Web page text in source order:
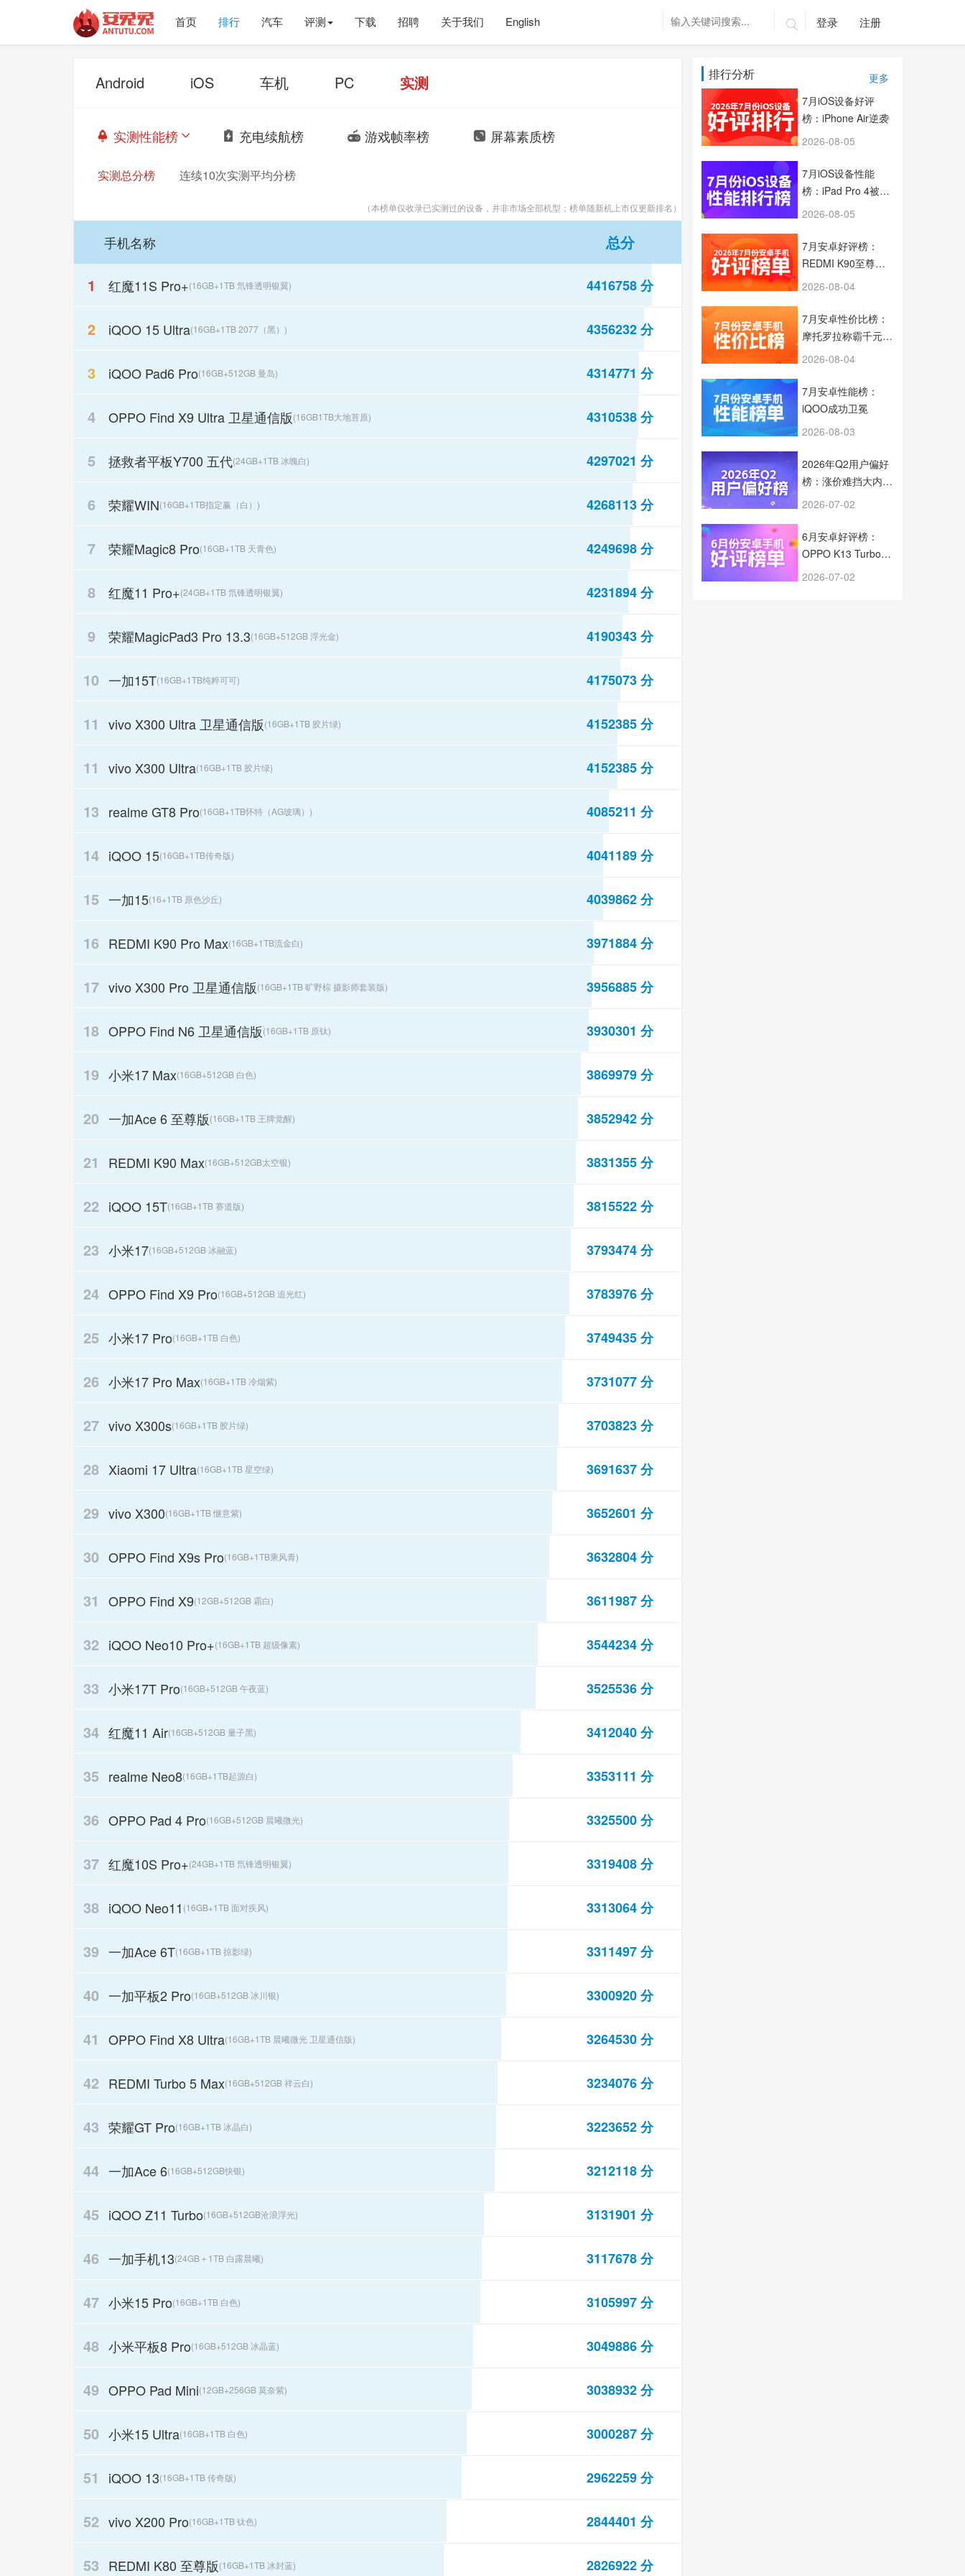
首页 排行 汽车 评测 下载 招聘 关于我们 English  登录 注册
Android iOS 车机 PC 实测
实测性能榜  充电续航榜 游戏帧率榜 屏幕素质榜
实测总分榜 连续10次实测平均分榜
（本榜单仅收录已实测过的设备，并非市场全部机型；榜单随新机上市仅更新排名）
手机名称 总分
1 红魔11S Pro+(16GB+1TB 氘锋透明银翼) 4416758 分
2 iQOO 15 Ultra(16GB+1TB 2077（黑）) 4356232 分
3 iQOO Pad6 Pro(16GB+512GB 曼岛) 4314771 分
4 OPPO Find X9 Ultra 卫星通信版(16GB1TB大地苔原) 4310538 分
5 拯救者平板Y700 五代(24GB+1TB 冰魄白) 4297021 分
6 荣耀WIN(16GB+1TB指定赢（白）) 4268113 分
7 荣耀Magic8 Pro(16GB+1TB 天青色) 4249698 分
8 红魔11 Pro+(24GB+1TB 氘锋透明银翼) 4231894 分
9 荣耀MagicPad3 Pro 13.3(16GB+512GB 浮光金) 4190343 分
10 一加15T(16GB+1TB纯粹可可) 4175073 分
11 vivo X300 Ultra 卫星通信版(16GB+1TB 胶片绿) 4152385 分
11 vivo X300 Ultra(16GB+1TB 胶片绿) 4152385 分
13 realme GT8 Pro(16GB+1TB怀特（AG玻璃）) 4085211 分
14 iQOO 15(16GB+1TB传奇版) 4041189 分
15 一加15(16+1TB 原色沙丘) 4039862 分
16 REDMI K90 Pro Max(16GB+1TB流金白) 3971884 分
17 vivo X300 Pro 卫星通信版(16GB+1TB 旷野棕 摄影师套装版) 3956885 分
18 OPPO Find N6 卫星通信版(16GB+1TB 原钛) 3930301 分
19 小米17 Max(16GB+512GB 白色) 3869979 分
20 一加Ace 6 至尊版(16GB+1TB 王牌觉醒) 3852942 分
21 REDMI K90 Max(16GB+512GB太空银) 3831355 分
22 iQOO 15T(16GB+1TB 赛道版) 3815522 分
23 小米17(16GB+512GB 冰融蓝) 3793474 分
24 OPPO Find X9 Pro(16GB+512GB 追光红) 3783976 分
25 小米17 Pro(16GB+1TB 白色) 3749435 分
26 小米17 Pro Max(16GB+1TB 冷烟紫) 3731077 分
27 vivo X300s(16GB+1TB 胶片绿) 3703823 分
28 Xiaomi 17 Ultra(16GB+1TB 星空绿) 3691637 分
29 vivo X300(16GB+1TB 惬意紫) 3652601 分
30 OPPO Find X9s Pro(16GB+1TB乘风青) 3632804 分
31 OPPO Find X9(12GB+512GB 霜白) 3611987 分
32 iQOO Neo10 Pro+(16GB+1TB 超级像素) 3544234 分
33 小米17T Pro(16GB+512GB 午夜蓝) 3525536 分
34 红魔11 Air(16GB+512GB 量子黑) 3412040 分
35 realme Neo8(16GB+1TB起源白) 3353111 分
36 OPPO Pad 4 Pro(16GB+512GB 晨曦微光) 3325500 分
37 红魔10S Pro+(24GB+1TB 氘锋透明银翼) 3319408 分
38 iQOO Neo11 (16GB+1TB 面对疾风) 3313064 分
39 一加Ace 6T(16GB+1TB 掠影绿) 3311497 分
40 一加平板2 Pro(16GB+512GB 冰川银) 3300920 分
41 OPPO Find X8 Ultra(16GB+1TB 晨曦微光 卫星通信版) 3264530 分
42 REDMI Turbo 5 Max(16GB+512GB 祥云白) 3234076 分
43 荣耀GT Pro(16GB+1TB 冰晶白) 3223652 分
44 一加Ace 6(16GB+512GB快银) 3212118 分
45 iQOO Z11 Turbo(16GB+512GB沧浪浮光) 3131901 分
46 一加手机13(24GB＋1TB 白露晨曦) 3117678 分
47 小米15 Pro(16GB+1TB 白色) 3105997 分
48 小米平板8 Pro(16GB+512GB 冰晶蓝) 3049886 分
49 OPPO Pad Mini(12GB+256GB 莫奈紫) 3038932 分
50 小米15 Ultra(16GB+1TB 白色) 3000287 分
51 iQOO 13(16GB+1TB 传奇版) 2962259 分
52 vivo X200 Pro(16GB+1TB 钛色) 2844401 分
53 REDMI K80 至尊版(16GB+1TB 冰封蓝) 2826922 分
排行分析
更多
7月iOS设备好评
榜：iPhone Air逆袭
2026-08-05
7月iOS设备性能
榜：iPad Pro 4被踢
出局
2026-08-05
7月安卓好评榜：
REDMI K90至尊版
新机即夺冠 OPPO占
2026-08-04
7月安卓性价比榜：
摩托罗拉称霸千元档
旗舰芯片全面下放
2026-08-04
7月安卓性能榜：
iQOO成功卫冕
2026-08-03
2026年Q2用户偏好
榜：涨价难挡大内存
趋势
2026-07-02
6月安卓好评榜：
OPPO K13 Turbo
5G拿下榜首
2026-07-02